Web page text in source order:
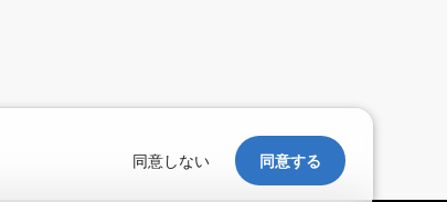
同意しない 同意する